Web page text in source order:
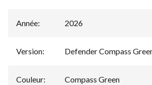
Année: 2026
Version: Defender Compass
Couleur: Compass Green